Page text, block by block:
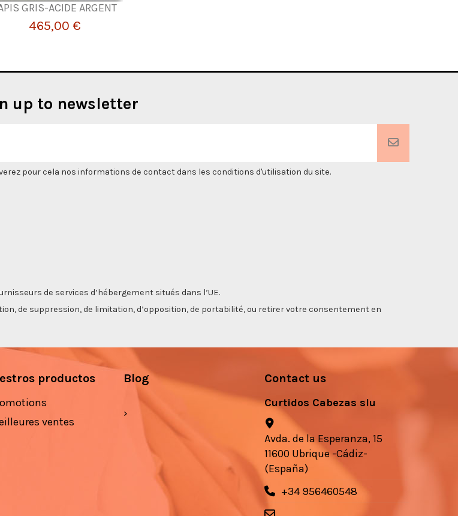
GRIS-ACIDE ARGENT
465,00 €
up to newsletter
pour cela nos informations de contact dans les conditions d'utilisation du site.
de services d’hébergement situés dans l’UE.
de suppression, de limitation, d’opposition, de portabilité, ou retirer votre consentement en
productos
ventes
Blog Contact us
Curtidos Cabezas slu
Avda. de la Esperanza, 15
11600 Ubrique -Cádiz-
(España)
+34 956460548